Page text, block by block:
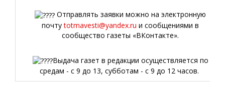
Отправлять заявки можно на электронную
почтуtotmavesti@yandex.ru и сообщениями в
сообщество газеты «ВКонтакте».
Выдача газет в редакции осуществляется по
средам - с 9 до 13, субботам - с 9 до 12 часов.